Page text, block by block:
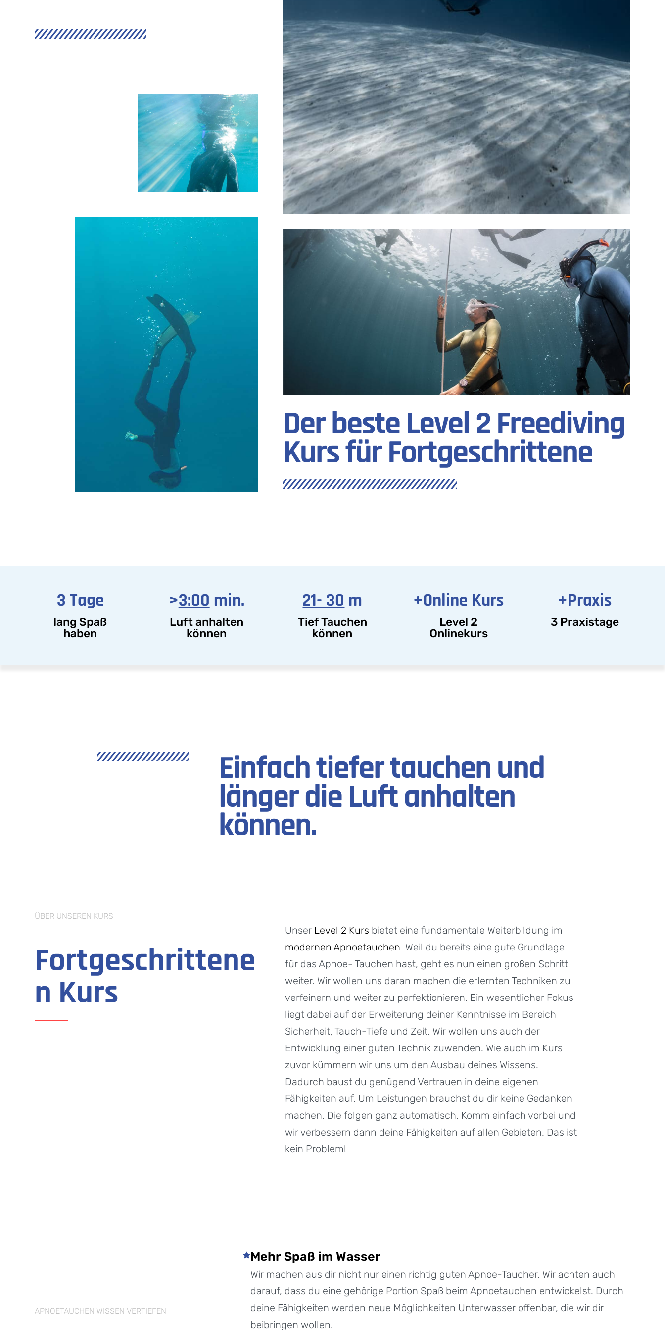
Der beste Level 2 Freediving
Kurs für Fortgeschrittene
3 Tage
lang Spaß
haben
>3:00min.
Luft anhalten
können
21- 30m
Tief Tauchen
können
+Online Kurs
Level 2
Onlinekurs
+Praxis
3 Praxistage
Einfach tiefer tauchen und
länger die Luft anhalten
können.
ÜBER UNSEREN KURS
Fortgeschrittene
n Kurs
Unser Level 2 Kurs bietet eine fundamentale Weiterbildung im
modernen Apnoetauchen. Weil du bereits eine gute Grundlage
für das Apnoe- Tauchen hast, geht es nun einen großen Schritt
weiter. Wir wollen uns daran machen die erlernten Techniken zu
verfeinern und weiter zu perfektionieren. Ein wesentlicher Fokus
liegt dabei auf der Erweiterung deiner Kenntnisse im Bereich
Sicherheit, Tauch-Tiefe und Zeit. Wir wollen uns auch der
Entwicklung einer guten Technik zuwenden. Wie auch im Kurs
zuvor kümmern wir uns um den Ausbau deines Wissens.
Dadurch baust du genügend Vertrauen in deine eigenen
Fähigkeiten auf. Um Leistungen brauchst du dir keine Gedanken
machen. Die folgen ganz automatisch. Komm einfach vorbei und
wir verbessern dann deine Fähigkeiten auf allen Gebieten. Das ist
kein Problem!
APNOETAUCHEN WISSEN VERTIEFEN
Mehr Spaß im Wasser
Wir machen aus dir nicht nur einen richtig guten Apnoe-Taucher. Wir achten auch
darauf, dass du eine gehörige Portion Spaß beim Apnoetauchen entwickelst. Durch
deine Fähigkeiten werden neue Möglichkeiten Unterwasser offenbar, die wir dir
beibringen wollen.